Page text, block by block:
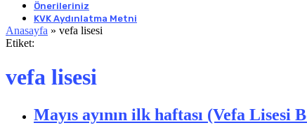
Önerileriniz
KVK Aydınlatma Metni
Anasayfa » vefa lisesi
Etiket:
vefa lisesi
Mayıs ayının ilk haftası (Vefa